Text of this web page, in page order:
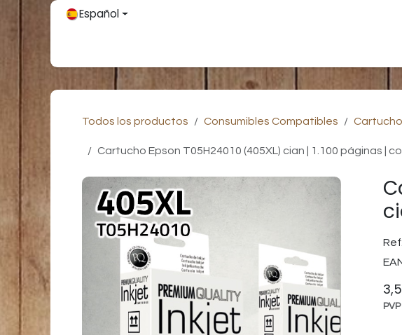
Ir al contenidoEspañol
Todos los productos Consumibles Compatibles
Cartucho Epson T05H24010 (405XL) cian | 1.100 páginas |
Ref: